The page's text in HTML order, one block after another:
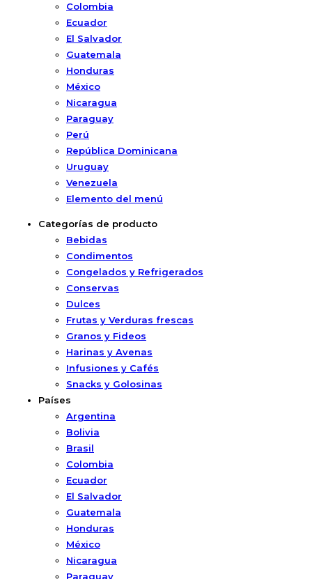
Colombia
Ecuador
El Salvador
Guatemala
Honduras
México
Nicaragua
Paraguay
Perú
República Dominicana
Uruguay
Venezuela
Elemento del menú
Categorías de producto
Bebidas
Condimentos
Congelados y Refrigerados
Conservas
Dulces
Frutas y Verduras frescas
Granos y Fideos
Harinas y Avenas
Infusiones y Cafés
Snacks y Golosinas
Países
Argentina
Bolivia
Brasil
Colombia
Ecuador
El Salvador
Guatemala
Honduras
México
Nicaragua
Paraguay